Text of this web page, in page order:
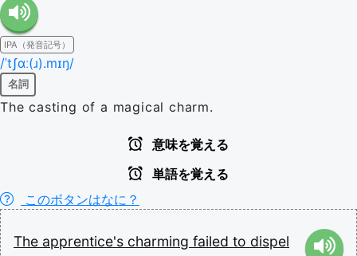
IPA（発音記号）
/ˈtʃɑː(ɹ).mɪŋ/
名詞
The casting of a magical charm.
意味を覚える
単語を覚える
このボタンはなに？
The apprentice's charming failed to dispel